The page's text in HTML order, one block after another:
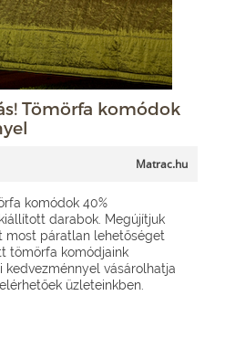
Tömörfa komódok
Matrac.hu
komódok 40%
darabok. Megújítjuk
most páratlan lehetőséget
tömörfa komódjaink
kedvezménnyel vásárolhatja
üzleteinkben.